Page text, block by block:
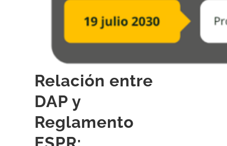
Relación entre
DAP y
Reglamento